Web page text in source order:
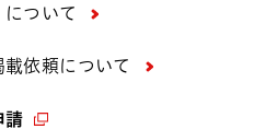
ついて
依頼について
請